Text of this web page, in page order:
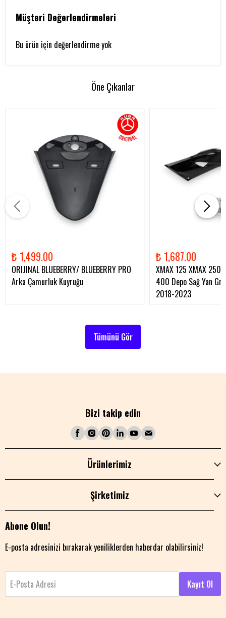
Müşteri Değerlendirmeleri
Bu ürün için değerlendirme yok
Öne Çıkanlar
₺ 1,499.00
ORIJINAL BLUEBERRY/ BLUEBERRY PRO
Arka Çamurluk Kuyruğu
₺ 1,687.00
XMAX 125 XMAX 250
400 Depo Sağ Yan
2018-2023
Tümünü Gör
Bizi takip edin
Ürünlerimiz
Şirketimiz
Abone Olun!
E-posta adresinizi bırakarak yeniliklerden haberdar olabilirsiniz!
E-Posta Adresi Kayıt Ol